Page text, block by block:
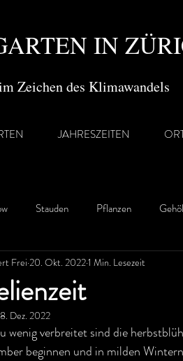
IN
Zeichen des Klimawandels
JAHRESZEITEN
Stauden Pflanzen
Frei 20. Okt. 20221 Min. Lesezeit
Dez. 2022
wenig verbreitet sind die
beginnen und in milden